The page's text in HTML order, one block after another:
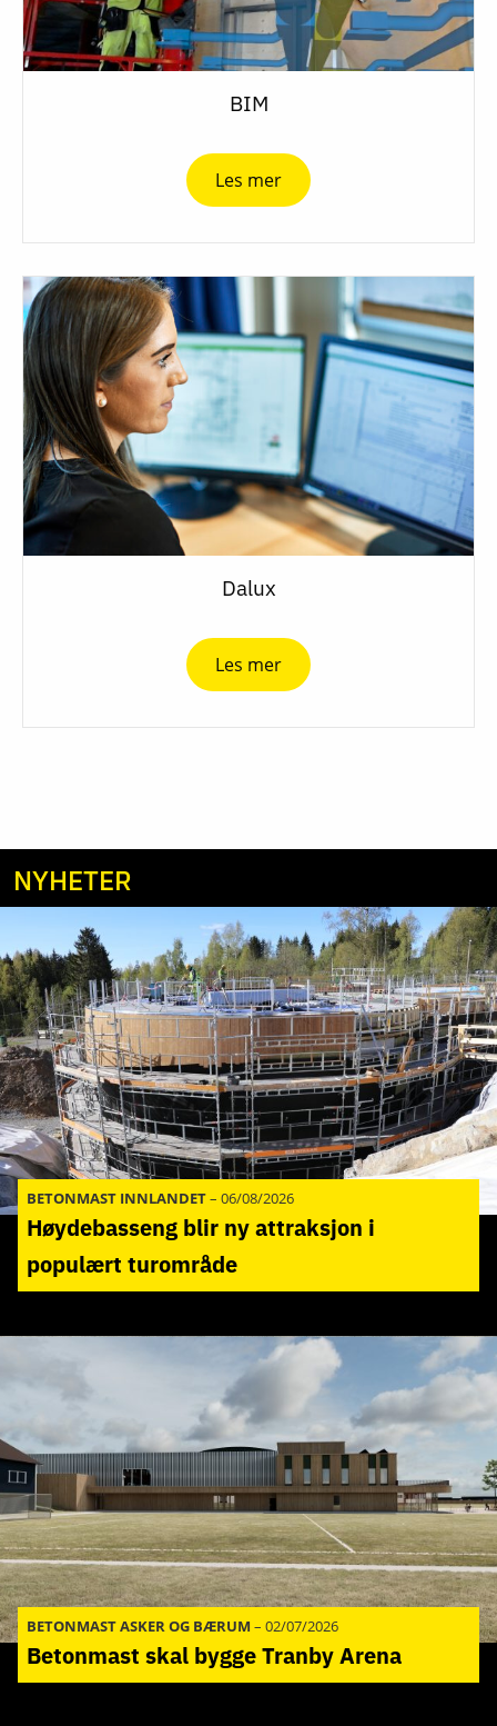
BIM
Les mer
Dalux
Les mer
NYHETER
BETONMAST INNLANDET– 06/08/2026
Høydebasseng blir ny attraksjon i
populært turområde
BETONMAST ASKER OG BÆRUM – 02/07/2026
Betonmast skal bygge Tranby Arena